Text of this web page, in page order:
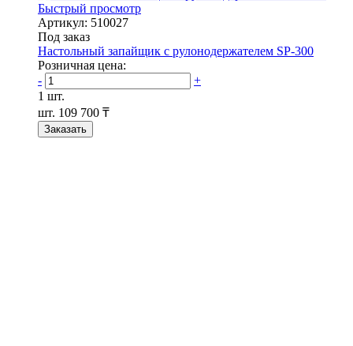
Быстрый просмотр
Артикул: 510027
Под заказ
Настольный запайщик с рулонодержателем SP-300
Розничная цена:
-
+
1 шт.
шт. 109 700 ₸
Заказать